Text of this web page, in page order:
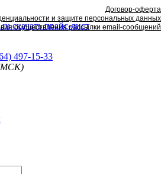
скачать прайс-лист
497-15-33
Договор-оферта
и защите персональных данных
осуществления рассылки email-сообщений